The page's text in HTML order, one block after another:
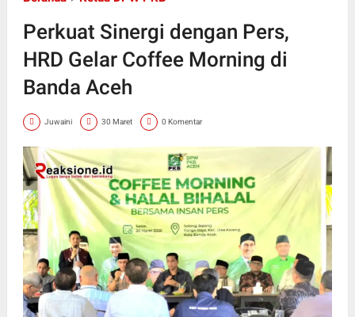
Perkuat Sinergi dengan Pers,
HRD Gelar Coffee Morning di
Banda Aceh
Juwaini 30 Maret 0 Komentar